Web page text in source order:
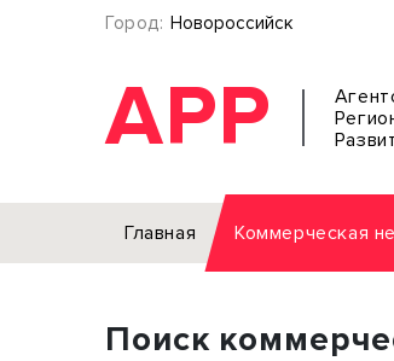
Город: Новороссийск
АРР
Главная Коммерческая
Офис
Поиск